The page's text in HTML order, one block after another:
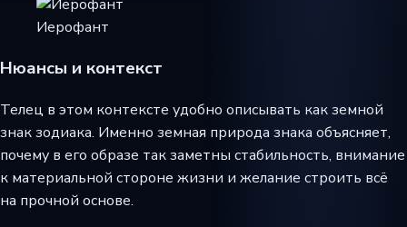
Иерофант
Нюансы и контекст
Телец в этом контексте удобно описывать как земной
знак зодиака. Именно земная природа знака объясняет,
почему в его образе так заметны стабильность, внимание
к материальной стороне жизни и желание строить всё
на прочной основе.